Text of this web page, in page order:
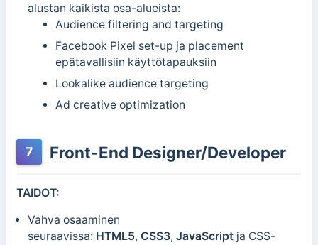
alustan kaikista osa-alueista:
Audience filtering and targeting
Facebook Pixel set-up ja placement
epätavallisiin käyttötapauksiin
Lookalike audience targeting
Ad creative optimization
7 Front-End Designer/Developer
TAIDOT:
Vahva osaaminen
seuraavissa: HTML5, CSS3, JavaScriptja CSS-